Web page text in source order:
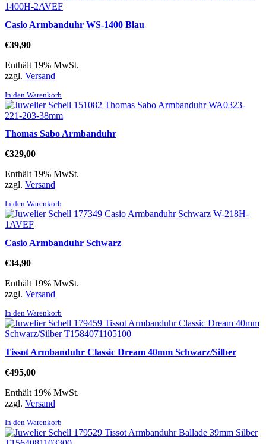
Casio Armbanduhr WS-1400 Blau
€39,90
Enthält 19% MwSt.
zzgl. Versand
In den Warenkorb
Thomas Sabo Armbanduhr
€329,00
Enthält 19% MwSt.
zzgl. Versand
In den Warenkorb
Casio Armbanduhr Schwarz
€34,90
Enthält 19% MwSt.
zzgl. Versand
In den Warenkorb
Tissot Armbanduhr Classic Dream 40mm Schwarz/Silber
€495,00
Enthält 19% MwSt.
zzgl. Versand
In den Warenkorb